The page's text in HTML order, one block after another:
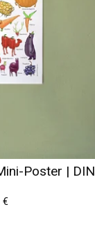
Poster | DIN
€